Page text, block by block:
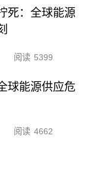
死：全球能源
阅读 5399
球能源供应危
阅读 4662